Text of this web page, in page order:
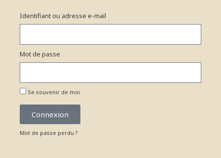
Identifiant ou adresse e-mail
Mot de passe
Se souvenir de moi
Connexion
Mot de passe perdu ?